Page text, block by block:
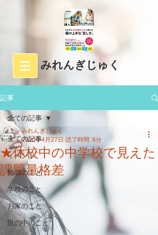
みれんぎじゅく
記事
全ての記事
イベント
勉強のこと
学校のこと
お家のこと
世の中のこと
全ての記事
★休校中の中学校で見えた
課題量格差
みれんぎじゅく
2020年4月27日 読了時間: 6分